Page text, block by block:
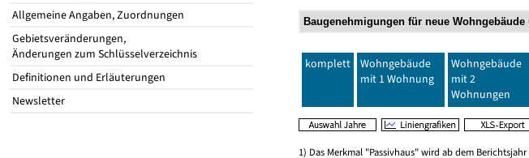
Allgemeine Angaben, Zuordnungen
Gebietsveränderungen,
Änderungen zum Schlüsselverzeichnis
Definitionen und Erläuterungen
Newsletter
komplett
Wohngebäude
mit 1 Wohnung
Wohngebäude
mit 2
Wohnungen
1) Das Merkmal "Passivhaus" wird ab dem